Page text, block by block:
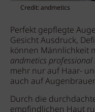
Credit: andmetics
Perfekt gepflegte
Gesicht Ausdruck,
können Männlichkeit
andmetics
mehr nur auf Haar-
auch auf
Durch die